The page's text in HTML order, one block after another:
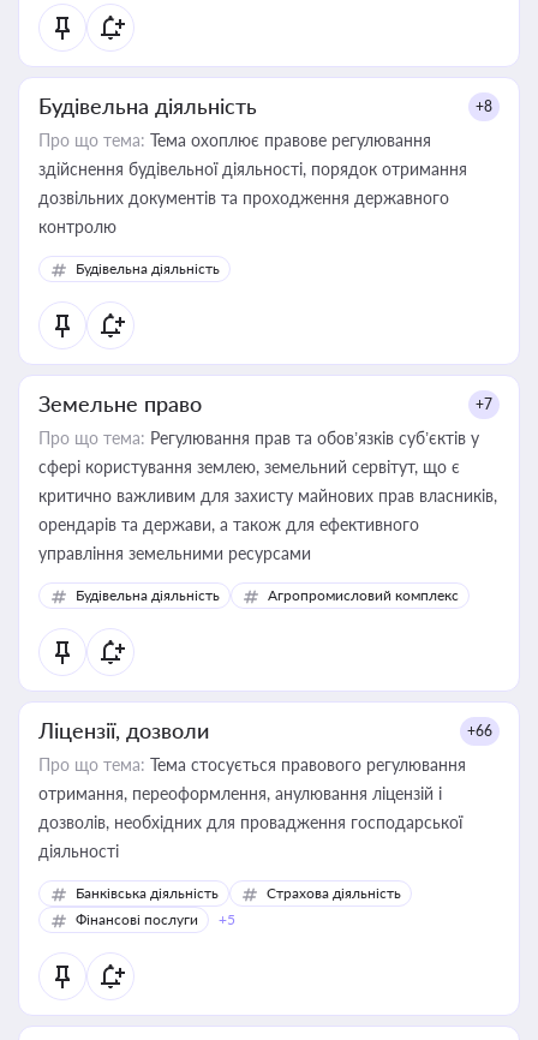
статусу суб'єктів оціночної діяльності
Будівельна діяльність +8
Про що тема: Тема охоплює правове регулювання
здійснення будівельної діяльності, порядок отримання
дозвільних документів та проходження державного
контролю
Будівельна діяльність
Земельне право +7
Про що тема: Регулювання прав та обов’язків суб’єктів у
сфері користування землею, земельний сервітут, що є
критично важливим для захисту майнових прав власників,
орендарів та держави, а також для ефективного
управління земельними ресурсами
Будівельна діяльність Агропромисловий комплекс
Ліцензії, дозволи +66
Про що тема: Тема стосується правового регулювання
отримання, переоформлення, анулювання ліцензій і
дозволів, необхідних для провадження господарської
діяльності
Банківська діяльність
Страхова діяльність
Фінансові послуги
+5